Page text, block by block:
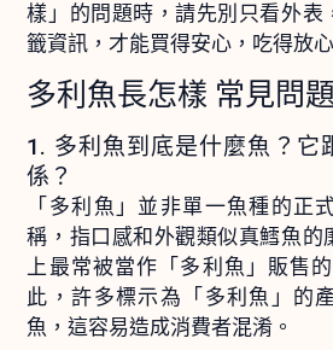
樣」的問題時，請先別只看外表
籤資訊，才能買得安心，吃得放心
多利魚長怎樣 常見問
1. 多利魚到底是什麼魚？它
係？
「多利魚」並非單一魚種的正
稱，指口感和外觀類似真鱈魚的
上最常被當作「多利魚」販售
此，許多標示為「多利魚」的
魚，這容易造成消費者混淆。